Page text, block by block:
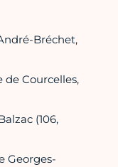
Bréchet,
de Courcelles,
(106,
Georges-